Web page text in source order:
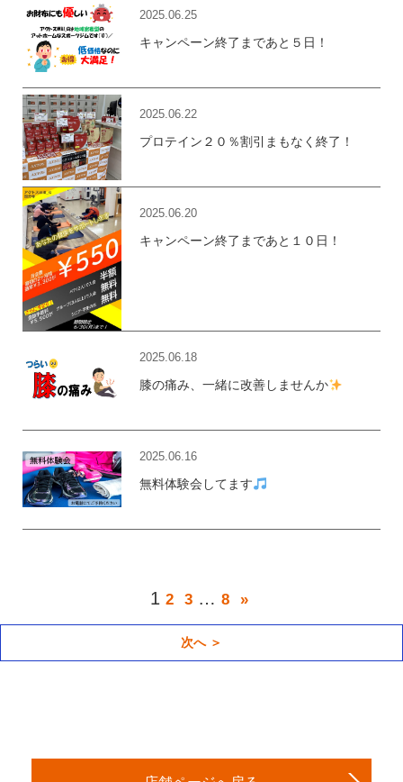
2025.06.25
キャンペーン終了まであと５日！
2025.06.22
プロテイン２０％割引まもなく終了！
2025.06.20
キャンペーン終了まであと１０日！
2025.06.18
膝の痛み、一緒に改善しませんか
2025.06.16
無料体験会してます
1 2 3 … 8 »
次へ ＞